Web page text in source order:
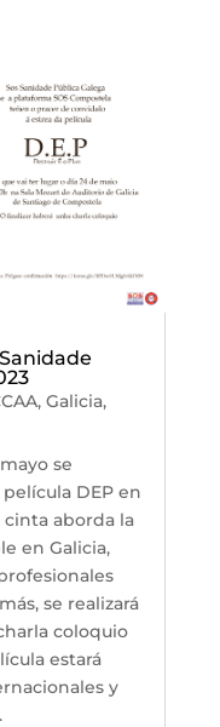
, Galicia,
se
DEP en
cinta aborda la
en Galicia,
se realizará
coloquio
estará
y